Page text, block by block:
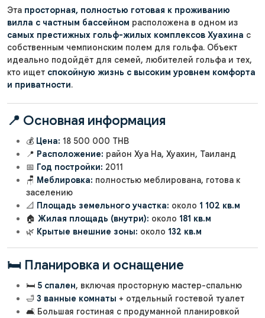
Эта просторная, полностью готовая к проживанию
вилла с частным бассейном расположена в одном из
самых престижных гольф-жилых комплексов Хуахина с
собственным чемпионским полем для гольфа. Объект
идеально подойдёт для семей, любителей гольфа и тех,
кто ищет спокойную жизнь с высоким уровнем комфорта
и приватности.
📍 Основная информация
💰 Цена: 18 500 000 THB
📍 Расположение: район Хуа На, Хуахин, Таиланд
📅 Год постройки: 2011
🪑 Меблировка: полностью меблирована, готова к
заселению
📐 Площадь земельного участка: около 1 102 кв.м
🏠 Жилая площадь (внутри): около 181 кв.м
🌿 Крытые внешние зоны: около 132 кв.м
🛏️ Планировка и оснащение
🛏️ 5 спален, включая просторную мастер-спальню
🛁 3 ванные комнаты + отдельный гостевой туалет
🛋️ Большая гостиная с продуманной планировкой